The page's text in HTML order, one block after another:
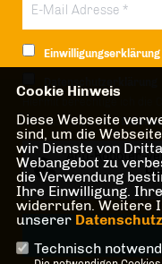
Einwilligungserklärung
der nachfolgenden
Anti-Roboter-
Cookie Hinweis
Diese Webseite
sind, um die
wir Dienste von
Webangebot zu
die Verwendung
Ihre Einwilligung.
widerrufen. Weitere
unserer
Technisch